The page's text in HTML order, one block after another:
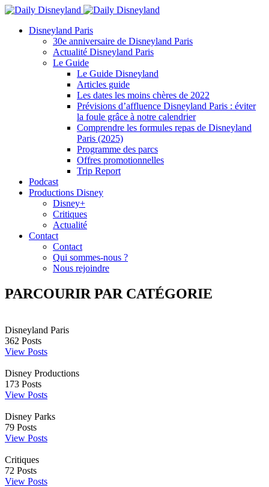
Disneyland Paris
30e anniversaire de Disneyland Paris
Actualité Disneyland Paris
Le Guide
Le Guide Disneyland
Articles guide
Les dates les moins chères de 2022
Prévisions d’affluence Disneyland Paris : éviter
la foule grâce à notre calendrier
Comprendre les formules repas de Disneyland
Paris (2025)
Programme des parcs
Offres promotionnelles
Trip Report
Podcast
Productions Disney
Disney+
Critiques
Actualité
Contact
Contact
Qui sommes-nous ?
Nous rejoindre
PARCOURIR PAR CATÉGORIE
Disneyland Paris
362 Posts
View Posts
Disney Productions
173 Posts
View Posts
Disney Parks
79 Posts
View Posts
Critiques
72 Posts
View Posts